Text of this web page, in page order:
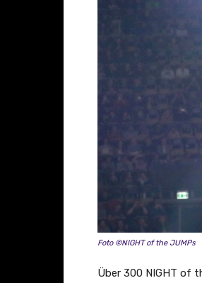
Foto ©NIGHT of the JUMPs
Über 300 NIGHT of